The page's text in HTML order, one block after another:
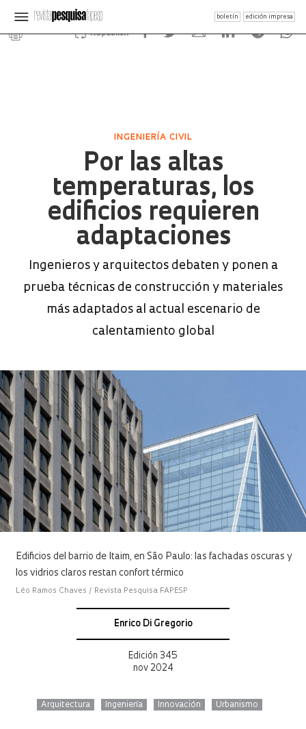
boletín edición impresa
Republish
INGENIERÍA CIVIL
Por las altas
temperaturas, los
edificios requieren
adaptaciones
Ingenieros y arquitectos debaten y ponen a
prueba técnicas de construcción y materiales
más adaptados al actual escenario de
calentamiento global
Edificios del barrio de Itaim, en São Paulo: las fachadas oscuras y
los vidrios claros restan confort térmico
Léo Ramos Chaves / Revista Pesquisa FAPESP
Enrico Di Gregorio
Edición 345
nov 2024
Arquitectura Ingeniería Innovación Urbanismo